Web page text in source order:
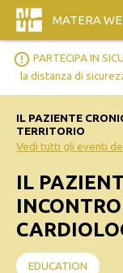
MATERA
error_outline PARTECIPA IN
la distanza di
IL PAZIENTE
TERRITORIO
Vedi tutti gli eventi
IL
EDUCATION